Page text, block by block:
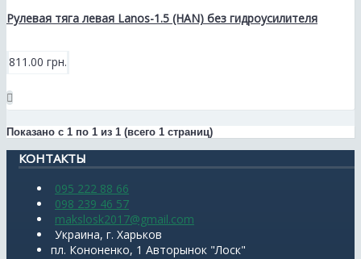
Рулевая тяга левая Lanos-1.5 (HAN) без гидроусилителя
811.00 грн.
Показано с 1 по 1 из 1 (всего 1 страниц)
КОНТАКТЫ
095 222 88 66
098 239 46 57
makslosk2017@gmail.com
Украина, г. Харьков
пл. Кононенко, 1 Авторынок "Лоск"